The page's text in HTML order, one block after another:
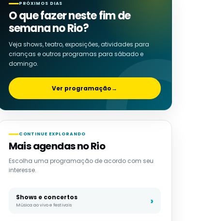
PRÓXIMOS DIAS
O que fazer neste fim de
semana no Rio?
Veja shows, teatro, exposições, atividades para
crianças e outros programas para sábado e
domingo.
Ver programação→
CONTINUE EXPLORANDO
Mais agendas no Rio
Escolha uma programação de acordo com seu
interesse.
Shows e concertos
Música ao vivo e festivais